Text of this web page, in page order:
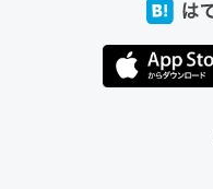
じ理由でEcho Show 8を設
で親と会える残り時間を日
倍以上に伸ばす効果がある